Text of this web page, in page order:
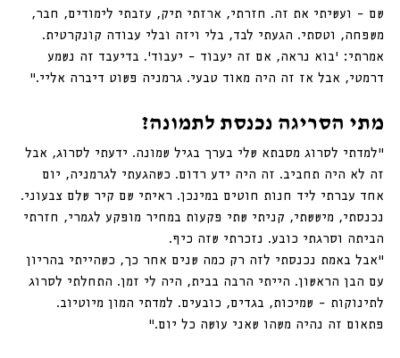
שם – ועשיתי את זה. חזרתי, ארזתי תיק, עזבתי לימודים, חבר,
משפחה, וטסתי. הגעתי לבד, בלי ויזה ובלי עבודה קונקרטית.
אמרתי: ׳בוא נראה, אם זה יעבוד – יעבוד׳. בדיעבד זה נשמע
דרמטי, אבל אז זה היה מאוד טבעי. גרמניה פשוט דיברה אליי.”
מתי הסריגה נכנסת לתמונה?
“למדתי לסרוג מסבתא שלי בערך בגיל שמונה. ידעתי לסרוג, אבל
זה לא היה תחביב. זה היה ידע רדום. כשהגעתי לגרמניה, יום
אחד עברתי ליד חנות חוטים במינכן. ראיתי שם קיר שלם צבעוני.
נכנסתי, מיששתי, קניתי שתי פקעות במחיר מופקע לגמרי, חזרתי
הביתה וסרגתי כובע. נזכרתי שזה כיף.
״אבל באמת נכנסתי לזה רק כמה שנים אחר כך, כשהייתי בהריון
עם הבן הראשון. הייתי הרבה בבית, היה לי זמן. התחלתי לסרוג
לתינוקות – שמיכות, בגדים, כובעים. למדתי המון מיוטיוב.
פתאום זה נהיה משהו שאני עושה כל יום.”